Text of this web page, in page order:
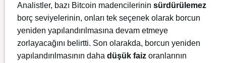
Analistler, bazı Bitcoin madencilerinin sürdürülemez
borç seviyelerinin, onları tek seçenek olarak borcun
yeniden yapılandırılmasına devam etmeye
zorlayacağını belirtti. Son olarakda, borcun yeniden
yapılandırılmasının daha düşük faiz oranlarının